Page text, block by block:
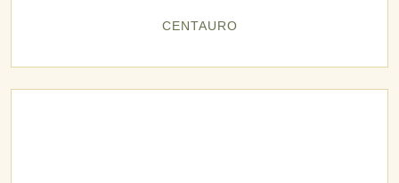
CENTAURO